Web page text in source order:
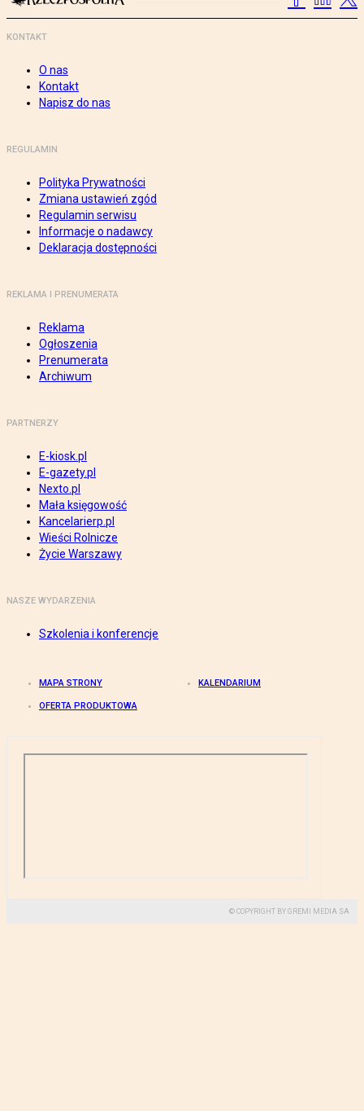
KONTAKT
O nas
Kontakt
Napisz do nas
REGULAMIN
Polityka Prywatności
Zmiana ustawień zgód
Regulamin serwisu
Informacje o nadawcy
Deklaracja dostępności
REKLAMA I PRENUMERATA
Reklama
Ogłoszenia
Prenumerata
Archiwum
PARTNERZY
E-kiosk.pl
E-gazety.pl
Nexto.pl
Mała księgowość
Kancelarierp.pl
Wieści Rolnicze
Życie Warszawy
NASZE WYDARZENIA
Szkolenia i konferencje
MAPA STRONY KALENDARIUM
OFERTA PRODUKTOWA
© COPYRIGHT BY GREMI MEDIA SA